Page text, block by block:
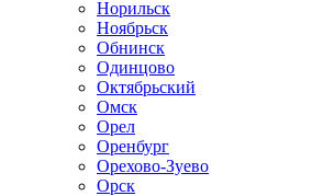
Норильск
Ноябрьск
Обнинск
Одинцово
Октябрьский
Омск
Орел
Оренбург
Орехово-Зуево
Орск